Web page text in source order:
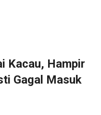
Kacau, Hampir
Gagal Masuk